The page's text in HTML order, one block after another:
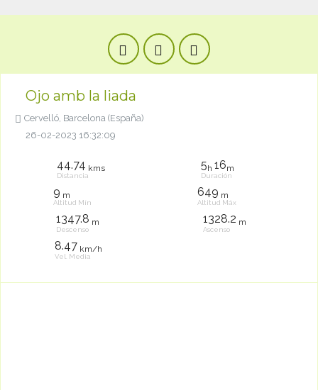
Ojo amb la liada
Cervelló, Barcelona (España)
26-02-2023 16:32:09
44.74 kms
Distancia
5h 16m
Duración
9 m
Altitud Mín
649 m
Altitud Máx
1347.8 m
Descenso
1328.2 m
Ascenso
8.47 km/h
Vel. Media